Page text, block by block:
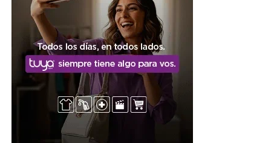
exclusivamente durante ese período, mediante el correo
electrónico tachasecundariaresistencia@gmail.com.
Desde la Junta de Clasificación de Nivel Secundario se
solicitó a los aspirantes verificar la información publicada
y respetar los plazos establecidos para la realización de
consultas o reclamos, dado que las presentaciones fuera
de término no serán consideradas.